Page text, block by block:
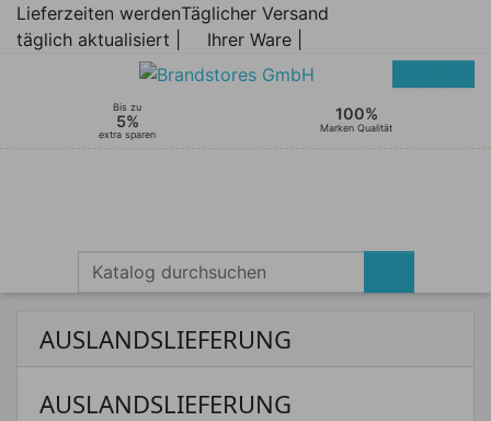
Lieferzeiten werden
täglich aktualisiert |
Täglicher Versand
Ihrer Ware |
Bis zu
5%
extra sparen
100%
Marken Qualität
AUSLANDSLIEFERUNG
AUSLANDSLIEFERUNG